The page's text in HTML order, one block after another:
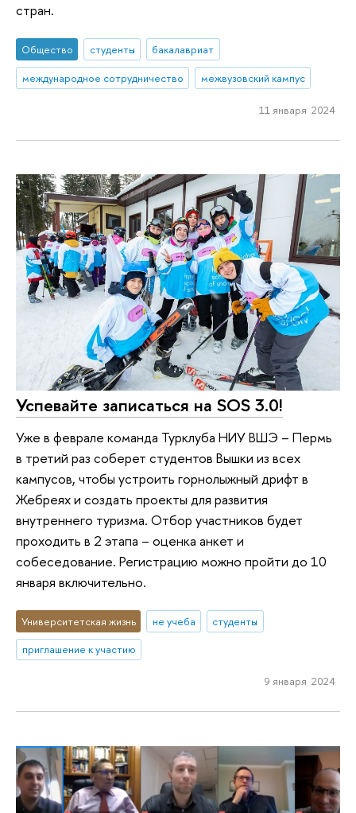
стран.
Общество студенты
бакалавриат
международное сотрудничество
межвузовский кампус
11 января 2024
Успевайте записаться на SOS 3.0!
Уже в феврале команда Турклуба НИУ ВШЭ – Пермь
в третий раз соберет студентов Вышки из всех
кампусов, чтобы устроить горнолыжный дрифт в
Жебреях и создать проекты для развития
внутреннего туризма. Отбор участников будет
проходить в 2 этапа – оценка анкет и
собеседование. Регистрацию можно пройти до 10
января включительно.
Университетская жизнь не учеба
студенты
приглашение к участию
9 января 2024